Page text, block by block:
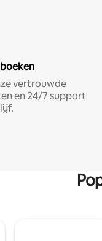
vertrouwde
en 24/7 support